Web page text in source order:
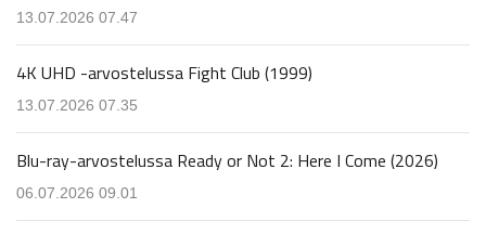
13.07.2026 07.47
4K UHD -arvostelussa Fight Club (1999)
13.07.2026 07.35
Blu-ray-arvostelussa Ready or Not 2: Here I Come (2026)
06.07.2026 09.01